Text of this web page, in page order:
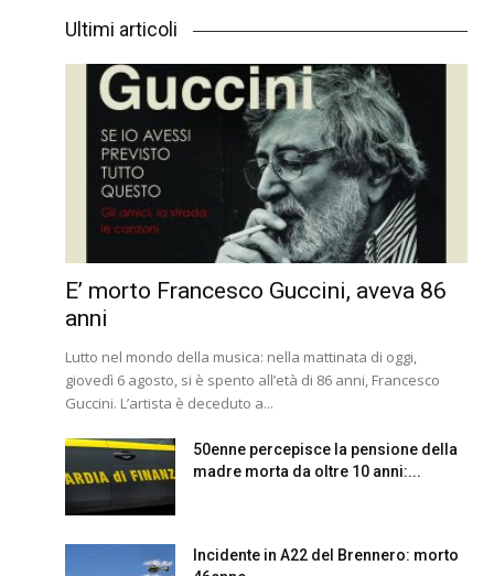
Ultimi articoli
E’ morto Francesco Guccini, aveva 86
anni
Lutto nel mondo della musica: nella mattinata di oggi,
giovedì 6 agosto, si è spento all’età di 86 anni, Francesco
Guccini. L’artista è deceduto a...
50enne percepisce la pensione della
madre morta da oltre 10 anni:...
Incidente in A22 del Brennero: morto